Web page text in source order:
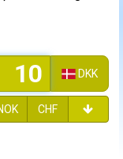
DKK
CHF